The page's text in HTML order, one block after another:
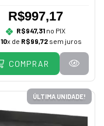
R$997,17
R$947,31 no PIX
10x de R$99,72 sem juros
COMPRAR
ÚLTIMA UNIDADE!